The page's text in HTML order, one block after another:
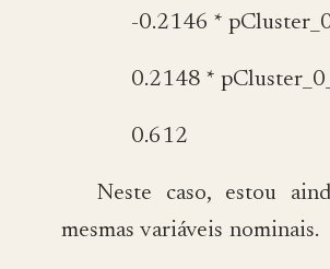
-0.2146 *
0.2148 *
0.612
Neste caso, estou
mesmas variáveis nominais.